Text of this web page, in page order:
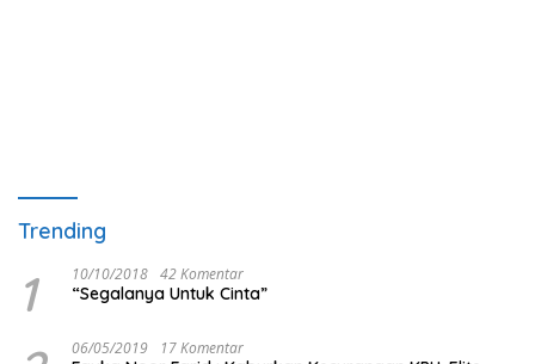
Trending
1 10/10/2018 42 Komentar
“Segalanya Untuk Cinta”
06/05/2019 17 Komentar